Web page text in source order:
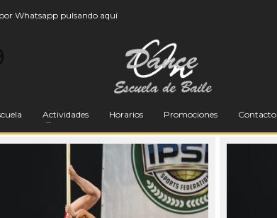
Whatsapp pulsando aquí
Actividades Horarios Promociones Contacto